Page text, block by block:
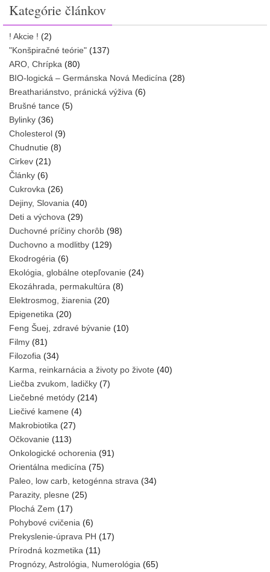
Kategórie článkov
! Akcie ! (2)
"Konšpiračné teórie" (137)
ARO, Chrípka (80)
BIO-logická – Germánska Nová Medicína (28)
Breathariánstvo, pránická výživa (6)
Brušné tance (5)
Bylinky (36)
Cholesterol (9)
Chudnutie (8)
Cirkev (21)
Články (6)
Cukrovka (26)
Dejiny, Slovania (40)
Deti a výchova (29)
Duchovné príčiny chorôb (98)
Duchovno a modlitby (129)
Ekodrogéria (6)
Ekológia, globálne otepľovanie (24)
Ekozáhrada, permakultúra (8)
Elektrosmog, žiarenia (20)
Epigenetika (20)
Feng Šuej, zdravé bývanie (10)
Filmy (81)
Filozofia (34)
Karma, reinkarnácia a životy po živote (40)
Liečba zvukom, ladičky (7)
Liečebné metódy (214)
Liečivé kamene (4)
Makrobiotika (27)
Očkovanie (113)
Onkologické ochorenia (91)
Orientálna medicína (75)
Paleo, low carb, ketogénna strava (34)
Parazity, plesne (25)
Plochá Zem (17)
Pohybové cvičenia (6)
Prekyslenie-úprava PH (17)
Prírodná kozmetika (11)
Prognózy, Astrológia, Numerológia (65)